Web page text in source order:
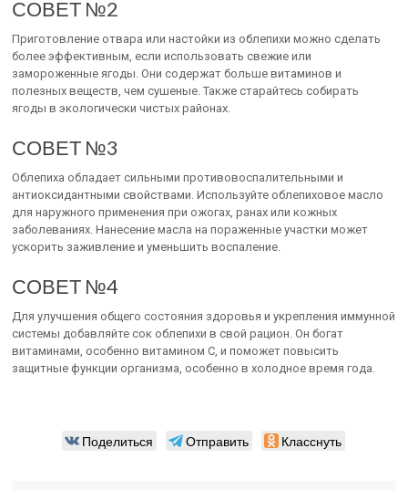
СОВЕТ №2
Приготовление отвара или настойки из облепихи можно сделать
более эффективным, если использовать свежие или
замороженные ягоды. Они содержат больше витаминов и
полезных веществ, чем сушеные. Также старайтесь собирать
ягоды в экологически чистых районах.
СОВЕТ №3
Облепиха обладает сильными противовоспалительными и
антиоксидантными свойствами. Используйте облепиховое масло
для наружного применения при ожогах, ранах или кожных
заболеваниях. Нанесение масла на пораженные участки может
ускорить заживление и уменьшить воспаление.
СОВЕТ №4
Для улучшения общего состояния здоровья и укрепления иммунной
системы добавляйте сок облепихи в свой рацион. Он богат
витаминами, особенно витамином C, и поможет повысить
защитные функции организма, особенно в холодное время года.
Поделиться Отправить Класснуть